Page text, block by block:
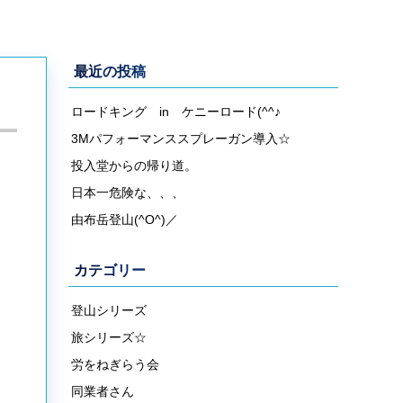
最近の投稿
ロードキング in ケニーロード(^^♪
3Mパフォーマンススプレーガン導入☆
投入堂からの帰り道。
日本一危険な、、、
由布岳登山(^O^)／
カテゴリー
登山シリーズ
旅シリーズ☆
労をねぎらう会
同業者さん